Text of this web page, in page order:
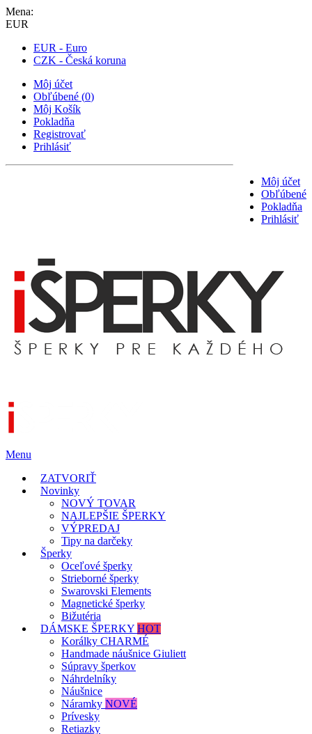
Mena:
EUR
EUR - Euro
CZK - Česká koruna
Môj účet
Obľúbené (0)
Môj Košík
Pokladňa
Registrovať
Prihlásiť
Môj účet
Obľúbené
Pokladňa
Prihlásiť
Menu
ZATVORIŤ
Novinky
NOVÝ TOVAR
NAJLEPŠIE ŠPERKY
VÝPREDAJ
Tipy na darčeky
Šperky
Oceľové šperky
Strieborné šperky
Swarovski Elements
Magnetické šperky
Bižutéria
DÁMSKE ŠPERKY HOT
Korálky CHARMÉ
Handmade náušnice Giuliett
Súpravy šperkov
Náhrdelníky
Náušnice
Náramky NOVÉ
Prívesky
Retiazky